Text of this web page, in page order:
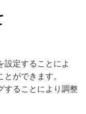
設定することによ
ができます。
することにより調整